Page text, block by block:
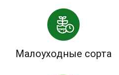
Малоуходные сорта